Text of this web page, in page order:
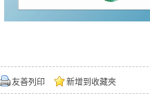
友善列印 新增到收藏夾